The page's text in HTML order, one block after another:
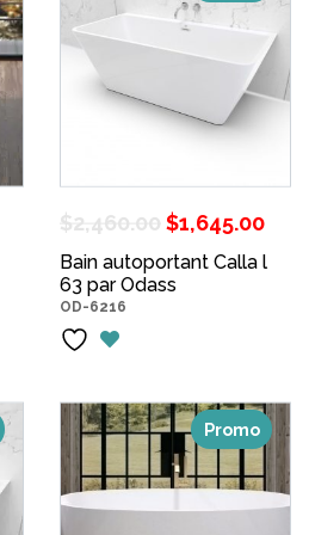
actuel
$1,529.00.
$2,460.00 Le
prix
initial
$1,645.00
Bain autoportant Calla l
63 par Odass
OD-6216
Promo